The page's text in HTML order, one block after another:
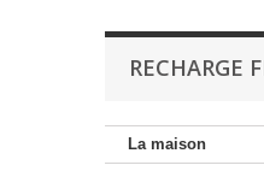
RECHARGE
La maison